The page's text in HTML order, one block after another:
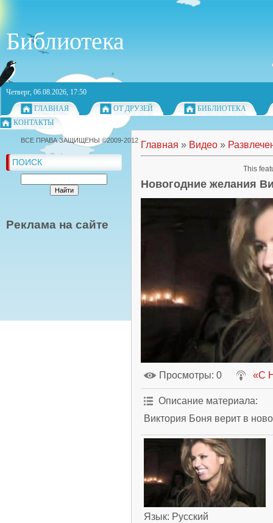
Библиотека
Четверг, 06.08.2026, 17:50
ГЛАВНАЯ
ОТ ДРУЗЕЙ
БИБЛИОТЕКА
КОНТАКТЫ
ПОИСК
Реклама на сайте
Главная » Видео »
Новогодние желания
Просмотры: 0 «С
Описание материала:
Виктория Боня верит в
Язык: Русский
ВСЕ ПРАВА ЗАЩИЩЕНЫ ©2009-2012
This